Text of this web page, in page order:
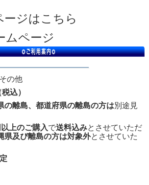
ージはこちら
ムページ
の他
込）
離島、都道府県の離島の方は別途見
上のご購入で送料込みとさせていただ
県及び離島の方は対象外とさせていた